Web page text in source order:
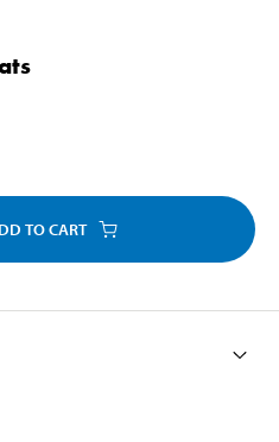
TO CART